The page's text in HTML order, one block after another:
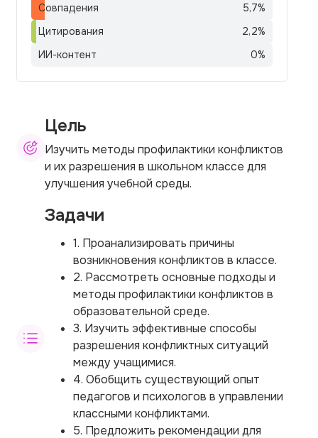
Совпадения
5,7%
Цитирования
2,2%
ИИ-контент
0%
Цель
Изучить методы профилактики конфликтов
и их разрешения в школьном классе для
улучшения учебной среды.
Задачи
1. Проанализировать причины
возникновения конфликтов в классе.
2. Рассмотреть основные подходы и
методы профилактики конфликтов в
образовательной среде.
3. Изучить эффективные способы
разрешения конфликтных ситуаций
между учащимися.
4. Обобщить существующий опыт
педагогов и психологов в управлении
классными конфликтами.
5. Предложить рекомендации для